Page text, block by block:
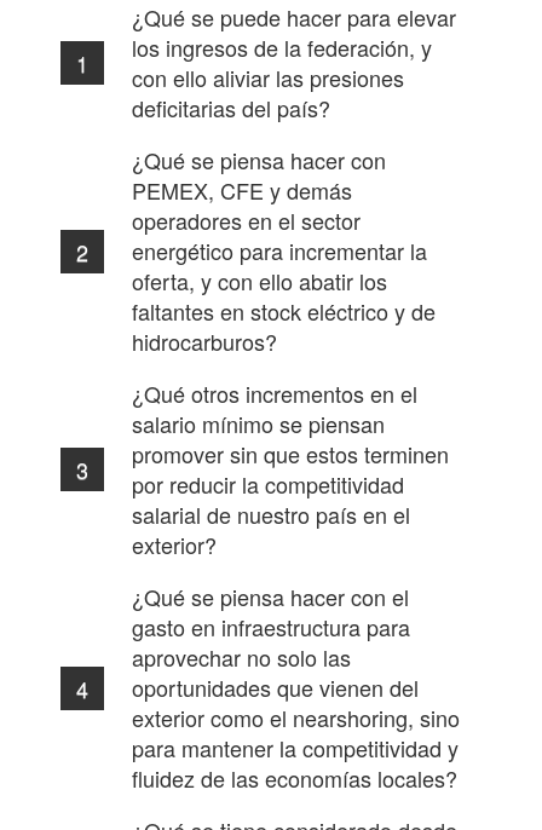
¿Qué se puede hacer para elevar
los ingresos de la federación, y
con ello aliviar las presiones
deficitarias del país?
¿Qué se piensa hacer con
PEMEX, CFE y demás
operadores en el sector
energético para incrementar la
oferta, y con ello abatir los
faltantes en stock eléctrico y de
hidrocarburos?
¿Qué otros incrementos en el
salario mínimo se piensan
promover sin que estos terminen
por reducir la competitividad
salarial de nuestro país en el
exterior?
¿Qué se piensa hacer con el
gasto en infraestructura para
aprovechar no solo las
oportunidades que vienen del
exterior como el nearshoring, sino
para mantener la competitividad y
fluidez de las economías locales?